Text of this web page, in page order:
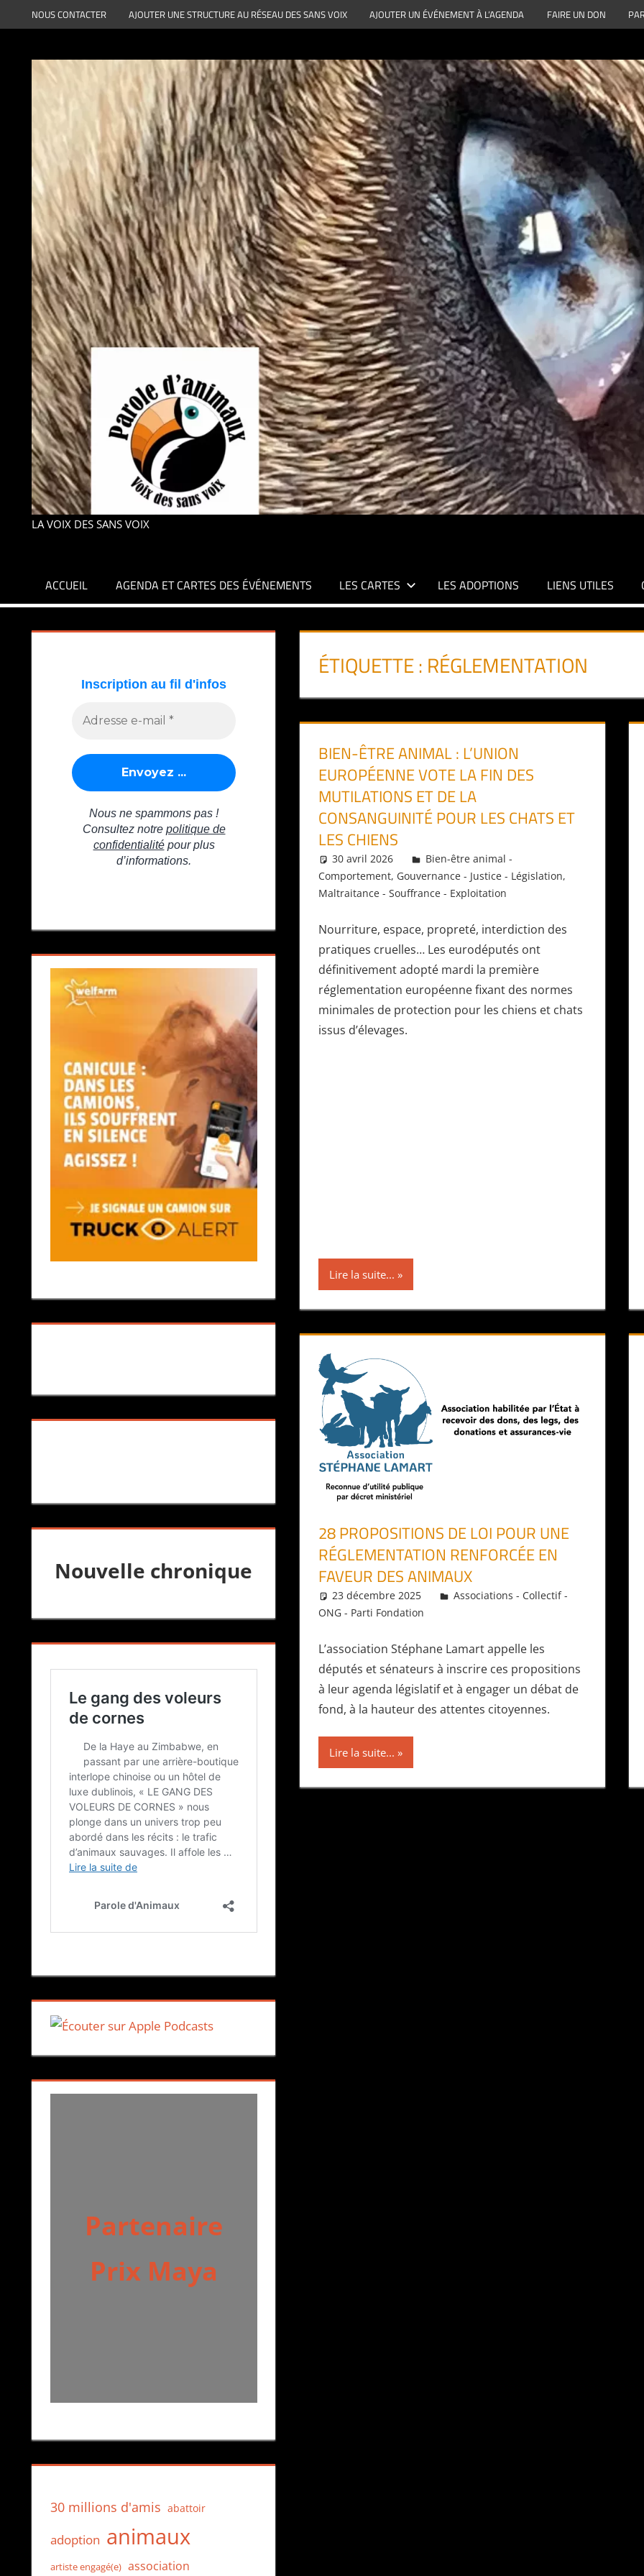
au
NOUS CONTACTER AJOUTER UNE STRUCTURE AU RÉSEAU DES SANS VOIX AJOUTER UN ÉVÉNEMENT À L’AGENDA FAIRE UN DON
LA VOIX DES SANS VOIX
ACCUEIL AGENDA ET CARTES DES ÉVÉNEMENTS LES CARTES LES ADOPTIONS LIENS UTILES
ÉTIQUETTE : RÉGLEMENTATION
BIEN-ÊTRE ANIMAL : L’UNION
EUROPÉENNE VOTE LA FIN DES
MUTILATIONS ET DE LA
CONSANGUINITÉ POUR LES CHATS ET
LES CHIENS
30 avril 2026 Daniel
Bien-être animal -
Comportement, Gouvernance - Justice - Législation,
Maltraitance - Souffrance - Exploitation
Nourriture, espace, propreté, interdiction des
pratiques cruelles… Les eurodéputés ont
définitivement adopté mardi la première
réglementation européenne fixant des normes
minimales de protection pour les chiens et chats
issus d’élevages.
Lire la suite...
28 PROPOSITIONS DE LOI POUR UNE
RÉGLEMENTATION RENFORCÉE EN
FAVEUR DES ANIMAUX
23 décembre 2025 Daniel
Associations - Collectif -
ONG - Parti Fondation
L’association Stéphane Lamart appelle les
députés et sénateurs à inscrire ces propositions
à leur agenda législatif et à engager un débat de
fond, à la hauteur des attentes citoyennes.
Lire la suite...
Nouvelle chronique
Partenaire
Prix Maya
30 millions d'amis abattoir
adoption animaux
artiste engagé(e) association